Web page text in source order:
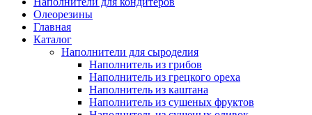
Олеорезины
Главная
Каталог
Наполнители для сыроделия
Наполнитель из грибов
Наполнитель из грецкого ореха
Наполнитель из каштана
Наполнитель из сушеных фруктов